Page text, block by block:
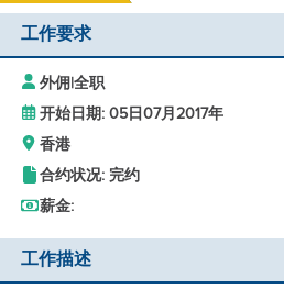
工作要求
外佣|全职
开始日期: 05日07月2017年
香港
合约状况: 完约
薪金:
工作描述